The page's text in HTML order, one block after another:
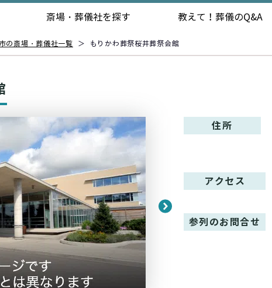
斎場・葬儀社を探す 教えて！ 葬儀のQ&A
の斎場・葬儀社一覧 ＞ もりかわ葬祭桜井葬祭会館
住所
アクセス
参列のお問合せ